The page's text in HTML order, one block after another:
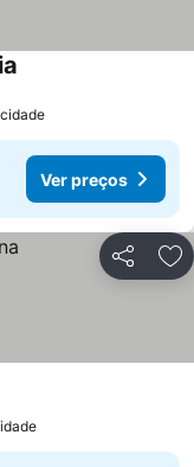
Ver preços
Partilhar